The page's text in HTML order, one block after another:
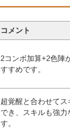
コメント
2コンボ加算+2色陣
すすめです。
超覚醒と合わせて
でき、スキルも強
す。